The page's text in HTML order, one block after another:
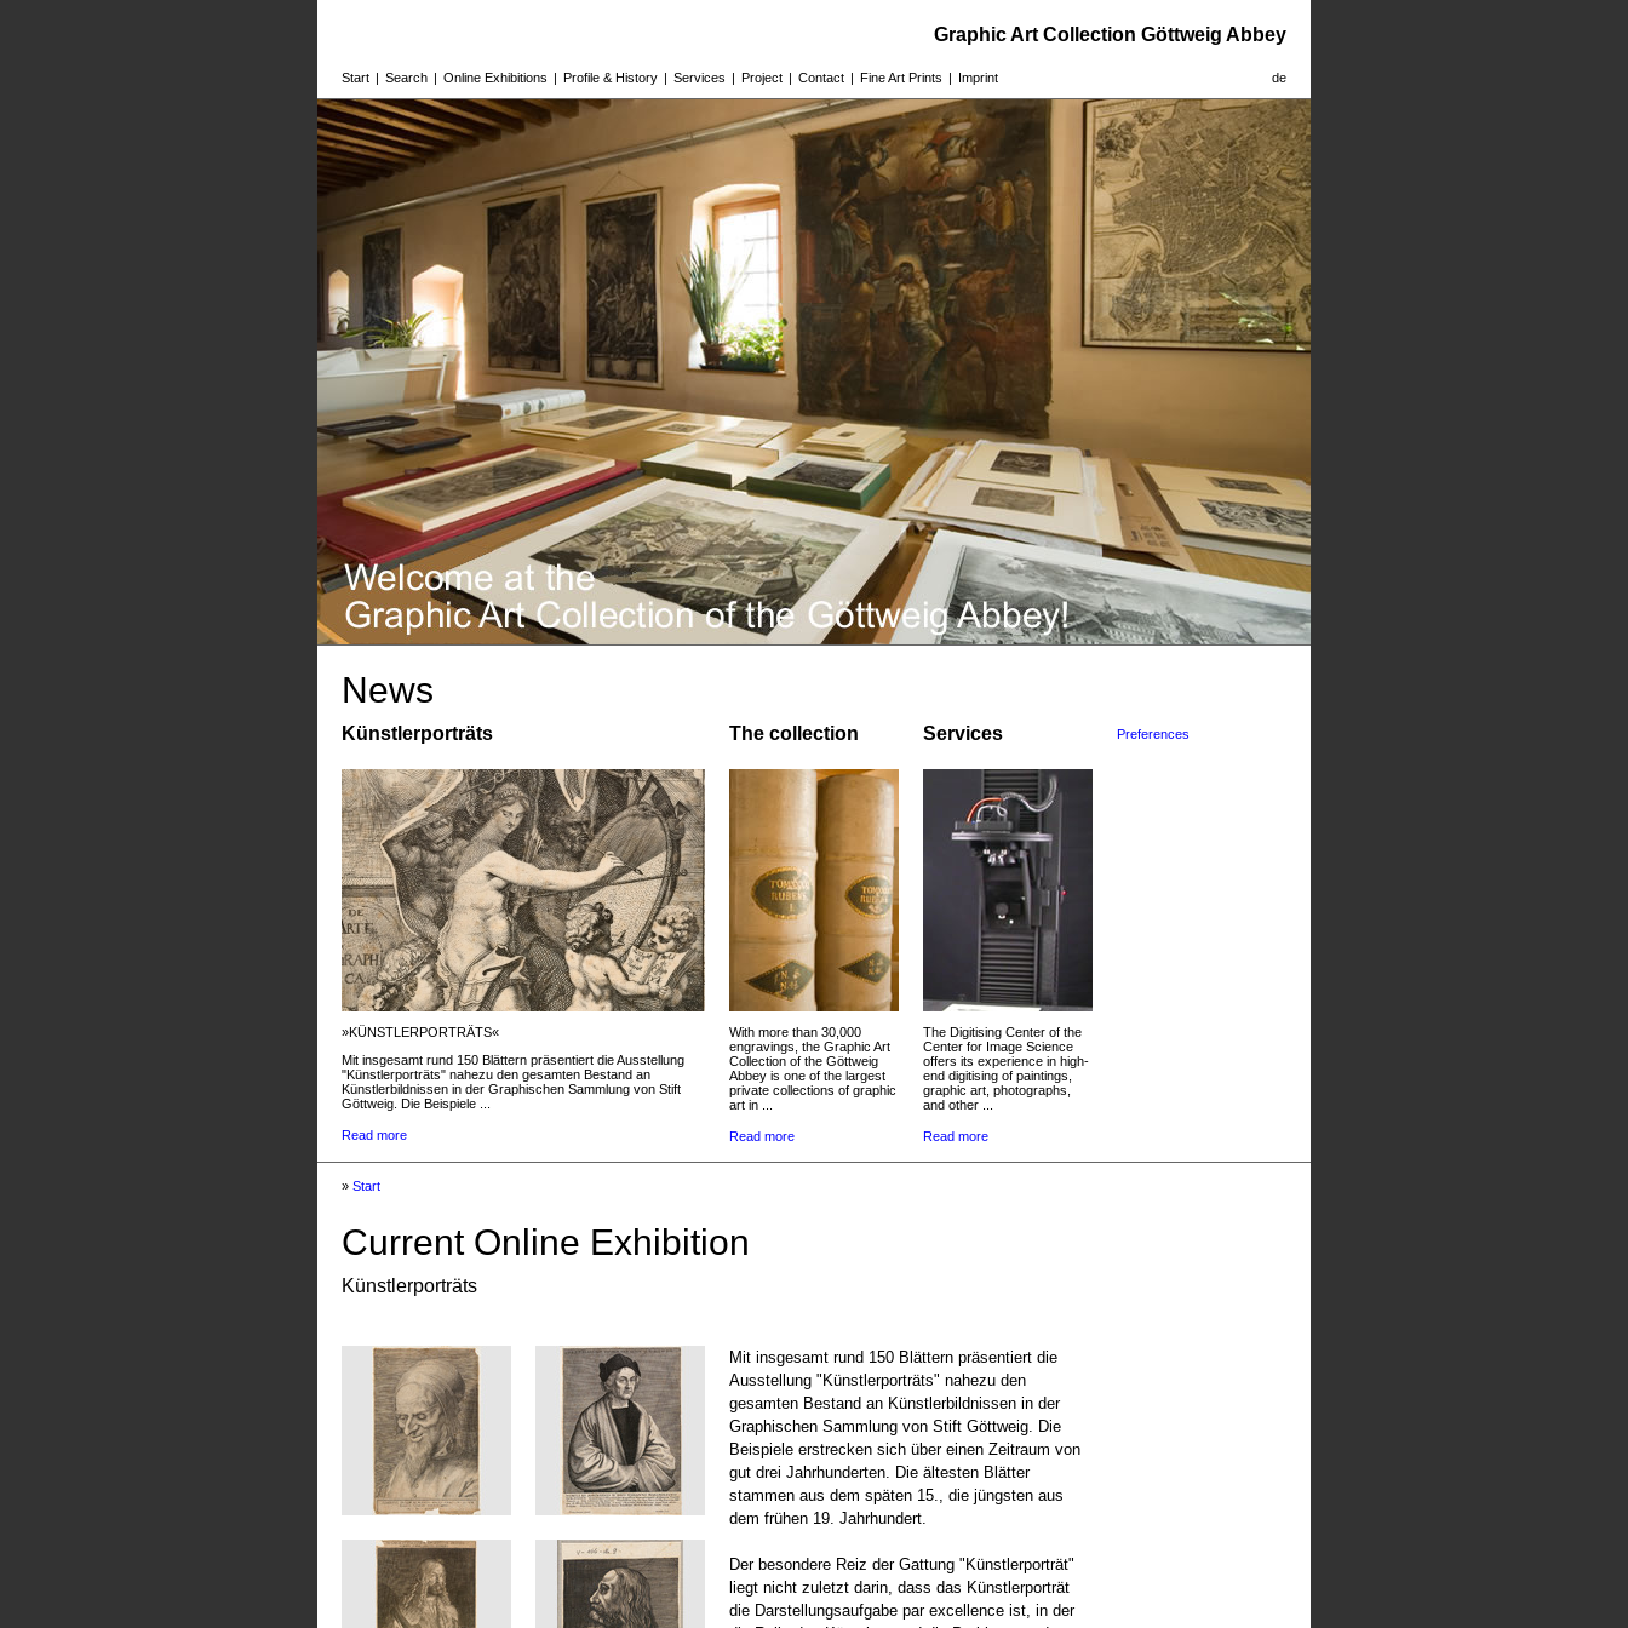
Graphic Art Collection Göttweig Abbey
de
Start | Search | Online Exhibitions | Profile & History | Services | Project | Contact | Fine Art Prints | Imprint
News
Künstlerporträts
»KÜNSTLERPORTRÄTS«
Mit insgesamt rund 150 Blättern präsentiert die Ausstellung
"Künstlerporträts" nahezu den gesamten Bestand an
Künstlerbildnissen in der Graphischen Sammlung von Stift
Göttweig. Die Beispiele ...
Read more
The collection
With more than 30,000
engravings, the Graphic Art
Collection of the Göttweig
Abbey is one of the largest
private collections of graphic
art in ...
Read more
Services
The Digitising Center of the
Center for Image Science
offers its experience in high-
end digitising of paintings,
graphic art, photographs,
and other ...
Read more
Preferences
» Start
Current Online Exhibition
Künstlerporträts
Mit insgesamt rund 150 Blättern präsentiert die
Ausstellung "Künstlerporträts" nahezu den
gesamten Bestand an Künstlerbildnissen in der
Graphischen Sammlung von Stift Göttweig. Die
Beispiele erstrecken sich über einen Zeitraum von
gut drei Jahrhunderten. Die ältesten Blätter
stammen aus dem späten 15., die jüngsten aus
dem frühen 19. Jahrhundert.
Der besondere Reiz der Gattung "Künstlerporträt"
liegt nicht zuletzt darin, dass das Künstlerporträt
die Darstellungsaufgabe par excellence ist, in der